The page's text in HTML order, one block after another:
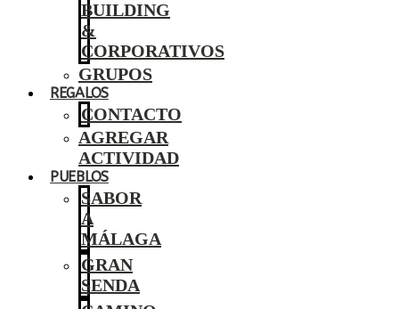
BUILDING
&
CORPORATIVOS
GRUPOS
REGALOS
CONTACTO
AGREGAR
ACTIVIDAD
PUEBLOS
SABOR
A
MÁLAGA
GRAN
SENDA